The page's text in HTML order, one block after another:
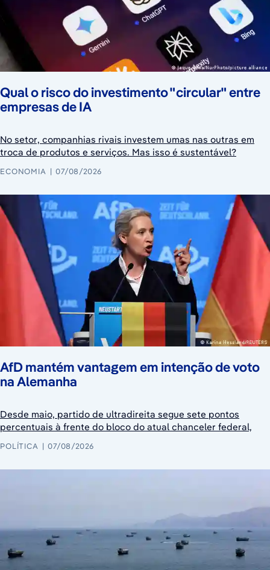
Qual o risco do investimento "circular" entre
empresas de IA
No setor, companhias rivais investem umas nas outras em
troca de produtos e serviços. Mas isso é sustentável?
ECONOMIA 07/08/2026
AfD mantém vantagem em intenção de voto
na Alemanha
Desde maio, partido de ultradireita segue sete pontos
percentuais à frente do bloco do atual chanceler federal,
POLÍTICA 07/08/2026